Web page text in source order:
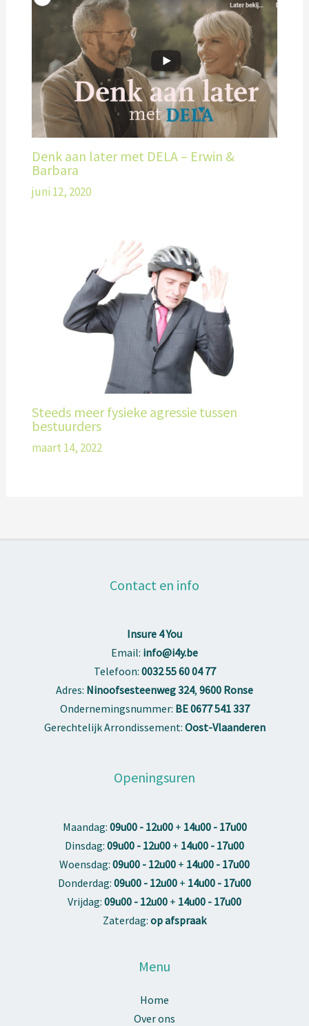
Denk aan later met DELA – Erwin &
Barbara
juni 12, 2020
Steeds meer fysieke agressie tussen
bestuurders
maart 14, 2022
Contact en info
Insure 4 You
Email: info@i4y.be
Telefoon: 0032 55 60 04 77
Adres: Ninoofsesteenweg 324, 9600 Ronse
Ondernemingsnummer: BE 0677 541 337
Gerechtelijk Arrondissement: Oost-Vlaanderen
Openingsuren
Maandag: 09u00 - 12u00+ 14u00 - 17u00
Dinsdag: 09u00 - 12u00 + 14u00 - 17u00
Woensdag: 09u00 - 12u00 + 14u00 - 17u00
Donderdag: 09u00 - 12u00 + 14u00 - 17u00
Vrijdag: 09u00 - 12u00 + 14u00 - 17u00
Zaterdag: op afspraak
Menu
Home
Over ons